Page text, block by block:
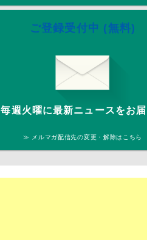
ご登録受付中 (無料)
毎週火曜に最新ニュースをお
≫ メルマガ配信先の変更・解除はこちら